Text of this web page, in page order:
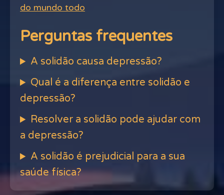
do mundo todo
Perguntas frequentes
A solidão causa depressão?
Qual é a diferença entre solidão e
depressão?
Resolver a solidão pode ajudar com
a depressão?
A solidão é prejudicial para a sua
saúde física?